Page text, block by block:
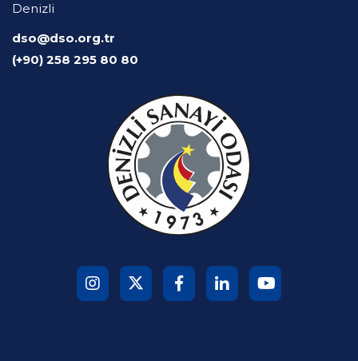
Denizli
dso@dso.org.tr
(+90) 258 295 80 80